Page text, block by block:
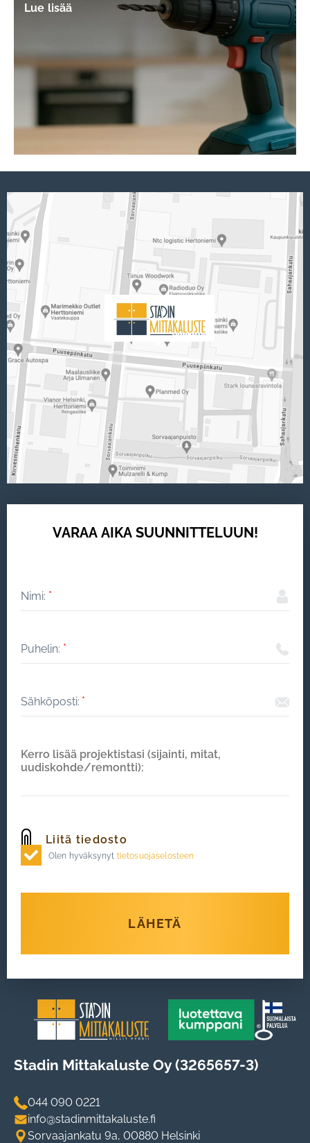
Lue lisää
VARAA AIKA SUUNNITTELUUN!
Olen hyväksynyt tietosuojaselosteen
LÄHETÄ
Stadin Mittakaluste Oy (3265657-3)
044 090 0221
info@stadinmittakaluste.fi
Sorvaajankatu 9a, 00880 Helsinki